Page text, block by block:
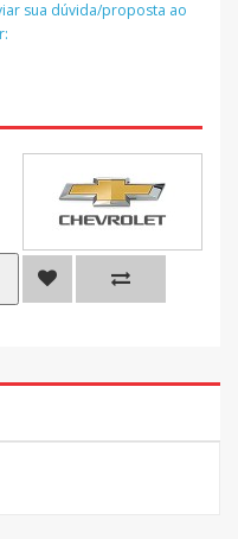
sua dúvida/proposta ao